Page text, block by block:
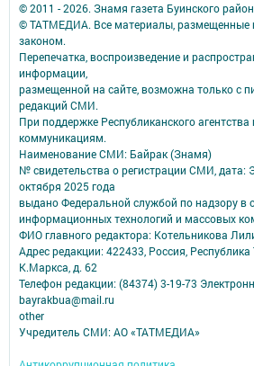
© 2011 - 2026. Знамя газета Буинского
© ТАТМЕДИА. Все материалы, размещенные
законом.
Перепечатка, воспроизведение и
информации,
размещенной на сайте, возможна только с
редакций СМИ.
При поддержке Республиканского
коммуникациям.
Наименование СМИ: Байрак (Знамя)
№ свидетельства о регистрации СМИ,
октября 2025 года
выдано Федеральной службой по надзору в
информационных технологий и массовых
ФИО главного редактора: Котельникова
Адрес редакции: 422433, Россия, Республика
К.Маркса, д. 62
Телефон редакции: (84374) 3-19-73
bayrakbua@mail.ru
other
Учредитель СМИ: АО «ТАТМЕДИА»